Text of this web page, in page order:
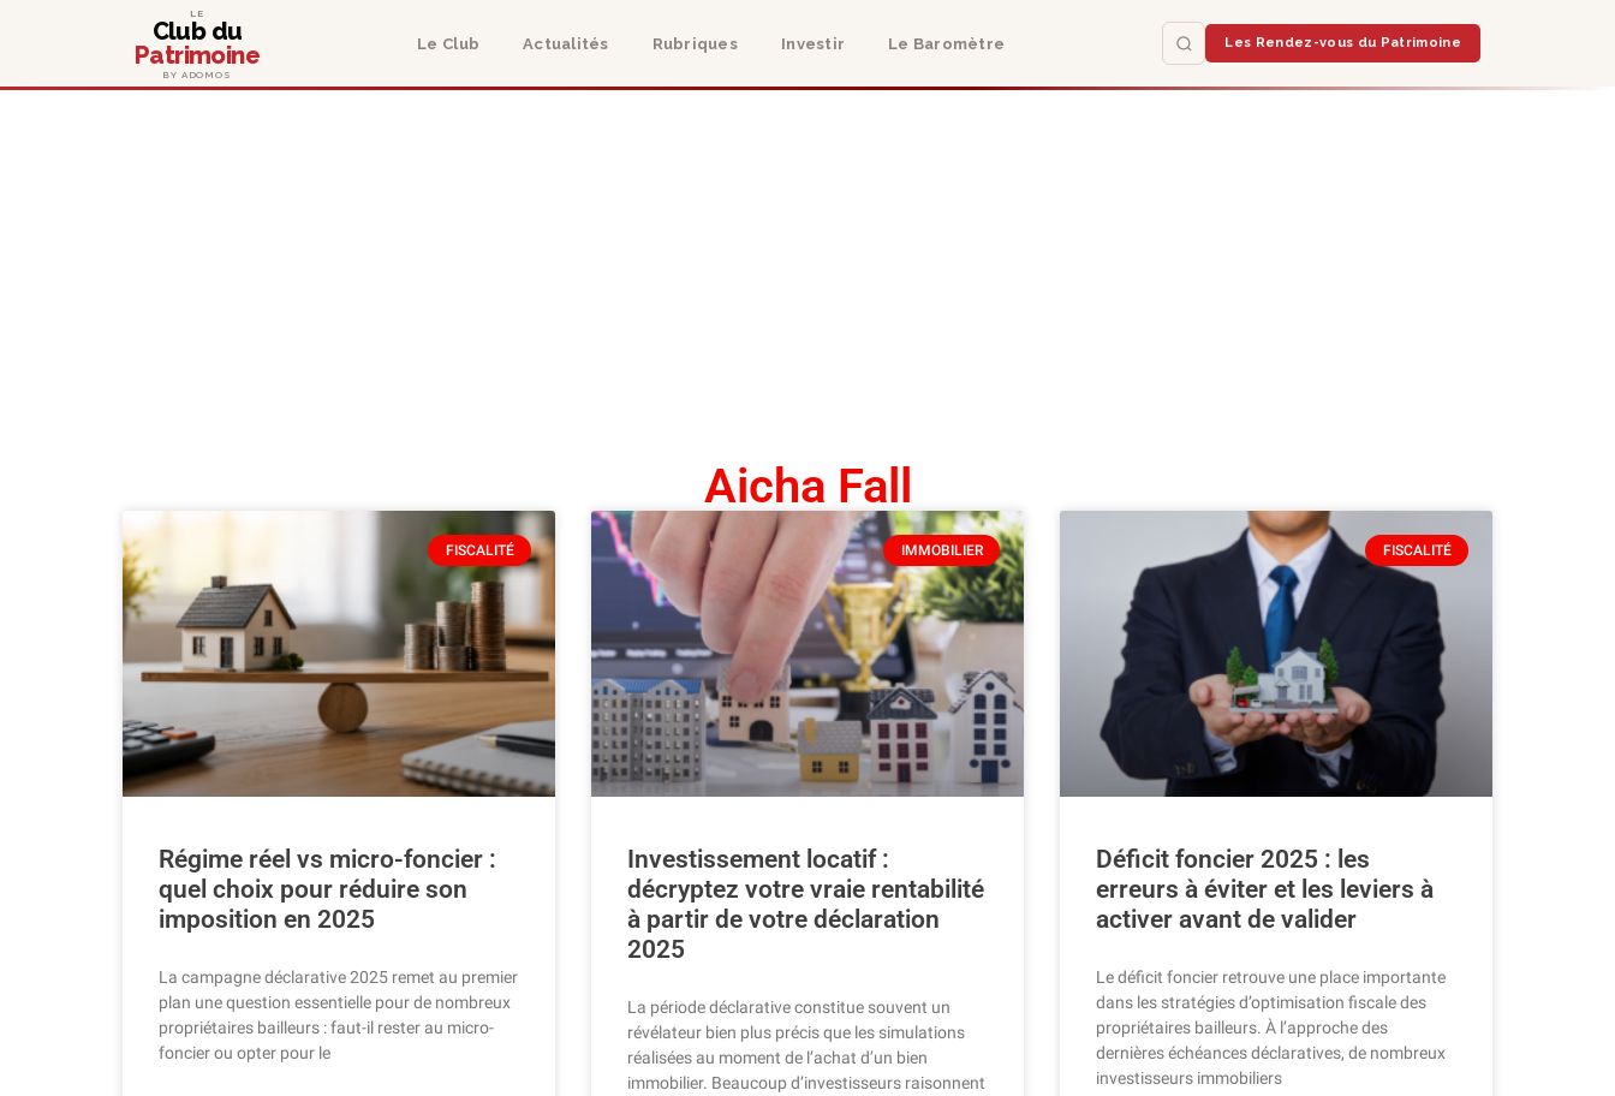
LE
Club du
Patrimoine
BY ADOMOS
Le Club Actualités Rubriques Investir Le Baromètre Les Rendez-vous du Patrimoine
Aicha Fall
FISCALITÉ
Régime réel vs micro-foncier :
quel choix pour réduire son
imposition en 2025
La campagne déclarative 2025 remet au premier
plan une question essentielle pour de nombreux
propriétaires bailleurs : faut-il rester au micro-
foncier ou opter pour le
IMMOBILIER
Investissement locatif :
décryptez votre vraie rentabilité
à partir de votre déclaration
2025
La période déclarative constitue souvent un
révélateur bien plus précis que les simulations
réalisées au moment de l’achat d’un bien
immobilier. Beaucoup d’investisseurs raisonnent
FISCALITÉ
Déficit foncier 2025 : les
erreurs à éviter et les leviers à
activer avant de valider
Le déficit foncier retrouve une place importante
dans les stratégies d’optimisation fiscale des
propriétaires bailleurs. À l’approche des
dernières échéances déclaratives, de nombreux
investisseurs immobiliers